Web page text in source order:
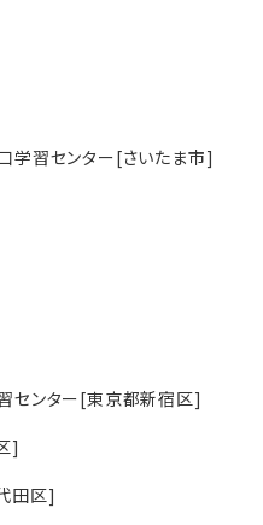
学習センター[さいたま市]
センター[東京都新宿区]
]
田区]